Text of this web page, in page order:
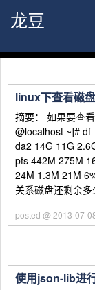
龙豆
linux下查看磁
摘要： 如果要查
@localhost ~]# df
da2 14G 11G
pfs 442M 275M
24M 1.3M 21M
关系磁盘还剩余
posted @ 2013-07-
使用json-lib进